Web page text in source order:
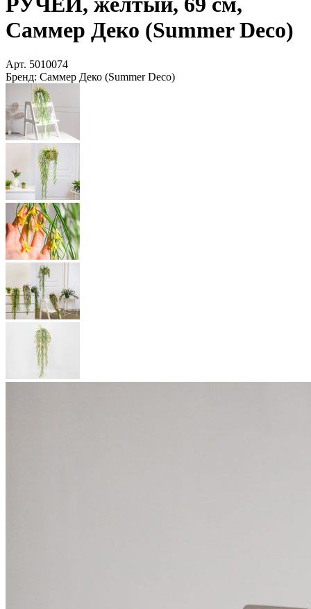
Саммер Деко (Summer Deco)
Арт. 5010074
Бренд: Саммер Деко (Summer Deco)